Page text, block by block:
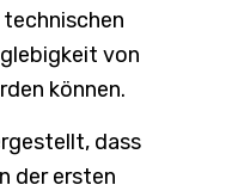
von
können.
dass
der ersten